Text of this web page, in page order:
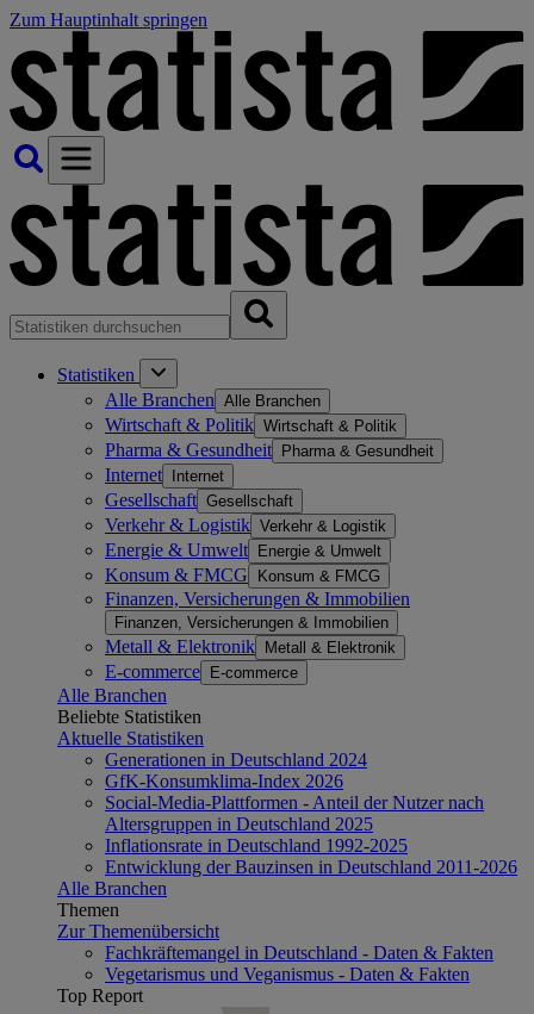
Zum Hauptinhalt springen
Statistiken
Alle Branchen Alle Branchen
Wirtschaft & Politik Wirtschaft & Politik
Pharma & Gesundheit Pharma & Gesundheit
Internet Internet
Gesellschaft Gesellschaft
Verkehr & Logistik Verkehr & Logistik
Energie & Umwelt Energie & Umwelt
Konsum & FMCG Konsum & FMCG
Finanzen, Versicherungen & Immobilien
Finanzen, Versicherungen & Immobilien
Metall & Elektronik Metall & Elektronik
E-commerce E-commerce
Alle Branchen
Beliebte Statistiken
Aktuelle Statistiken
Generationen in Deutschland 2024
GfK-Konsumklima-Index 2026
Social-Media-Plattformen - Anteil der Nutzer nach
Altersgruppen in Deutschland 2025
Inflationsrate in Deutschland 1992-2025
Entwicklung der Bauzinsen in Deutschland 2011-2026
Alle Branchen
Themen
Zur Themenübersicht
Fachkräftemangel in Deutschland - Daten & Fakten
Vegetarismus und Veganismus - Daten & Fakten
Top Report